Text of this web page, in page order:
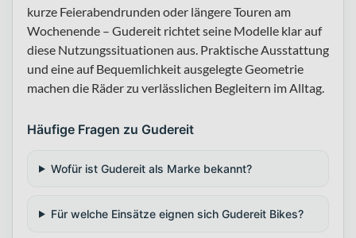
kurze Feierabendrunden oder längere Touren am
Wochenende – Gudereit richtet seine Modelle klar auf
diese Nutzungssituationen aus. Praktische Ausstattung
und eine auf Bequemlichkeit ausgelegte Geometrie
machen die Räder zu verlässlichen Begleitern im Alltag.
Häufige Fragen zu Gudereit
Wofür ist Gudereit als Marke bekannt?
Für welche Einsätze eignen sich Gudereit Bikes?